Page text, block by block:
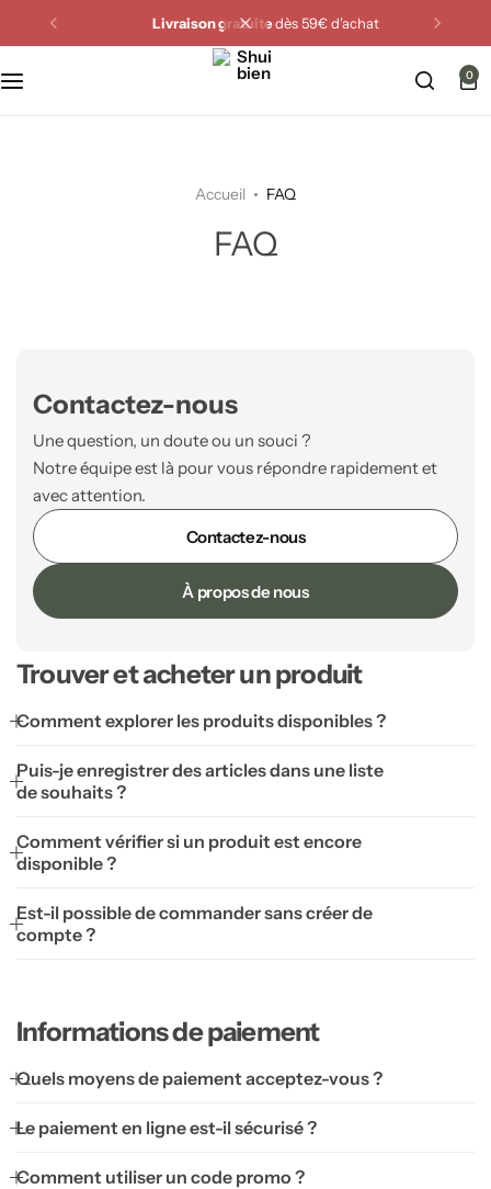
Livraison gratuitedès 59€ d'achat
0
Accueil FAQ
FAQ
Contactez-nous
Une question, un doute ou un souci ?
Notre équipe est là pour vous répondre rapidement et
avec attention.
Contactez-nous
À propos de nous
Trouver et acheter un produit
Comment explorer les produits disponibles ?
Puis-je enregistrer des articles dans une liste
de souhaits ?
Comment vérifier si un produit est encore
disponible ?
Est-il possible de commander sans créer de
compte ?
Informations de paiement
Quels moyens de paiement acceptez-vous ?
Le paiement en ligne est-il sécurisé ?
Comment utiliser un code promo ?
Miroirs Feng Shui
Plaques & Supports énergétiques
Purification de la maison
Sauge & Palo Santo
Encens
Bougeoirs
Lampes brutes
Lampes design
Galets
Entrée Feng shui
Chambre Feng shui